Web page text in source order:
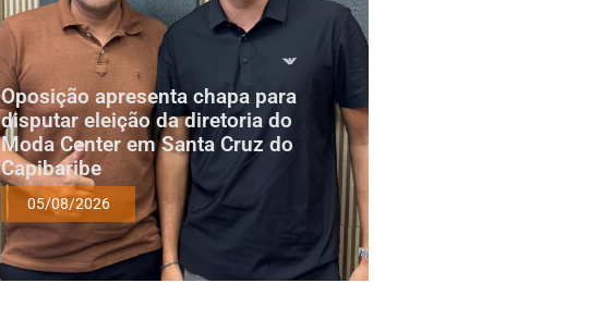
Oposição apresenta chapa para
disputar eleição da diretoria do
Moda Center em Santa Cruz do
Capibaribe
05/08/2026